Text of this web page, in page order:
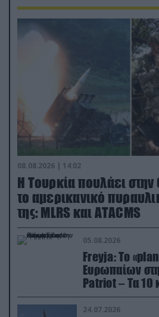
08.08.2026 | 14:02
Η Τουρκία πουλάει
το αμερικανικό
της: MLRS και ΑΤΑCMS
05.08.2026
Freyja: Το
Ευρωπαίων
Patriot – Τα 10
συμμετέχουν
συνεργασίας
24.07.2026